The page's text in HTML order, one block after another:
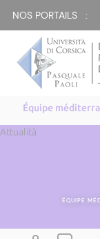
NOS PORTAILS :
Équipe
Attualità
ÉQUIPE